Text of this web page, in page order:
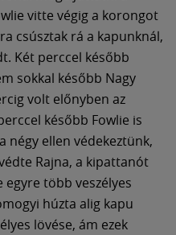
vitte végig a korongot
csúsztak rá a kapunknál,
Két perccel később
sokkal később Nagy
volt előnyben az
később Fowlie is
négy ellen védekeztünk,
Rajna, a kipattanót
több veszélyes
húzta alig kapu
lövése, ám ezek